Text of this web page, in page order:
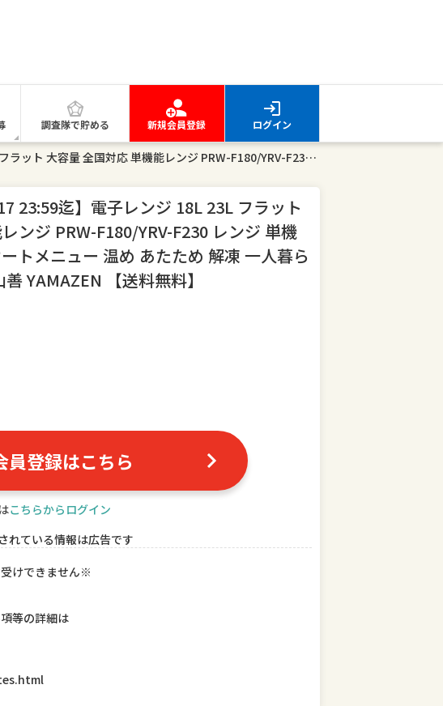
調査隊で貯める 新規会員登録 ログイン
【10%OFFクーポン 8/17 23:59迄】電子レンジ 18L 23L フラット 大容量 全国対応 単機能レンジ PRW-F180/YRV-F230 レンジ 単機能 フラットテーブル オートメニュー 温め あたため 解凍 一人暮らし 一人暮らし 新生活 山善 YAMAZEN 【送料無料】
23:59迄】電子レンジ 18L 23L フラット
ンジ PRW-F180/YRV-F230 レンジ 単機
トメニュー 温め あたため 解凍 一人暮ら
YAMAZEN 【送料無料】
員登録はこちら
こちらからログイン
れている情報は広告です
けできません※
等の詳細は